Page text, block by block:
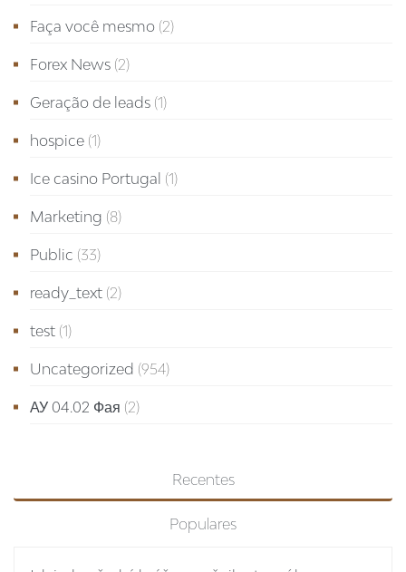
Faça você mesmo (2)
Forex News (2)
Geração de leads (1)
hospice (1)
Ice casino Portugal (1)
Marketing (8)
Public (33)
ready_text (2)
test (1)
Uncategorized (954)
АУ 04.02 Фая (2)
Recentes
Populares